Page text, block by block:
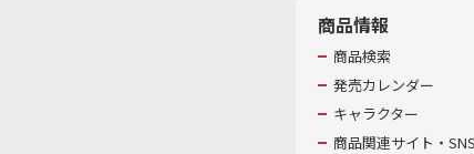
商品情報
商品検索
発売カレンダー
キャラクター
商品関連サイト・